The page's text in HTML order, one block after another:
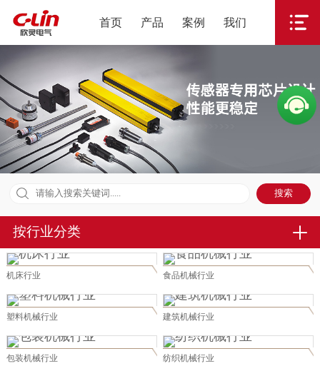
首页 产品 案例 我们
按行业分类
机床行业 食品机械行业
塑料机械行业 建筑机械行业
包装机械行业 纺织机械行业